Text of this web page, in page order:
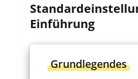
Einführung
Grundlegendes